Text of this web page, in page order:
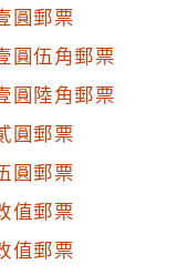
圓郵票
圓伍角郵票
圓陸角郵票
圓郵票
圓郵票
值郵票
值郵票